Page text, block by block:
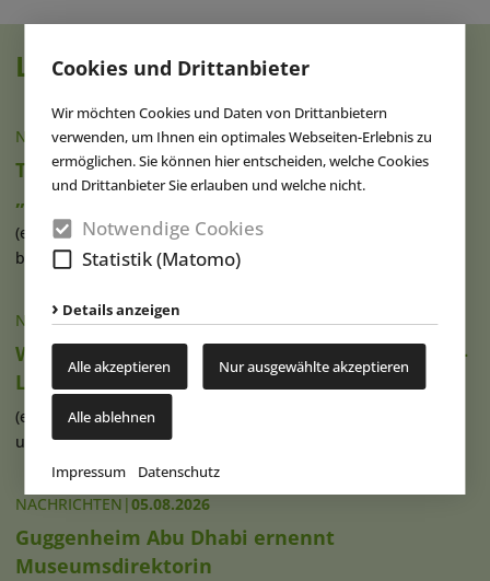
Cookies und Drittanbieter
Wir möchten Cookies und Daten von Drittanbietern
verwenden, um Ihnen ein optimales Webseiten-Erlebnis zu
ermöglichen. Sie können hier entscheiden, welche Cookies
und Drittanbieter Sie erlauben und welche nicht.
Notwendige Cookies
Statistik (Matomo)
Details anzeigen
Alle akzeptieren Nur ausgewählte akzeptieren
Alle ablehnen
Impressum Datenschutz
Lesen Sie auch
NACHRICHTEN| 06.08.2026
TDC ernennt Chris Fitzgerald zum Leiter für
„Experiential Growth“
(eap) Die australische Technical Direction Company (TDC)
befördert ihren Mitarbeiter (...)
NACHRICHTEN|06.08.2026
Wake The Tiger teilt Details zu neuer London-
Location
(eap) Die Macher des Boomtown Fair-Festivals in Hampshire
und des Wake The Tiger (...)
NACHRICHTEN |05.08.2026
Guggenheim Abu Dhabi ernennt
Museumsdirektorin